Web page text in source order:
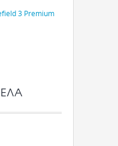
3 Premium